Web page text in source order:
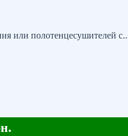
или полотенцесушителей с..